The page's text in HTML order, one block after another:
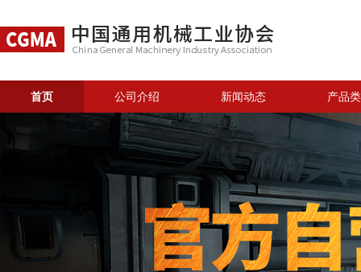
首页 公司介绍 新闻动态 产品